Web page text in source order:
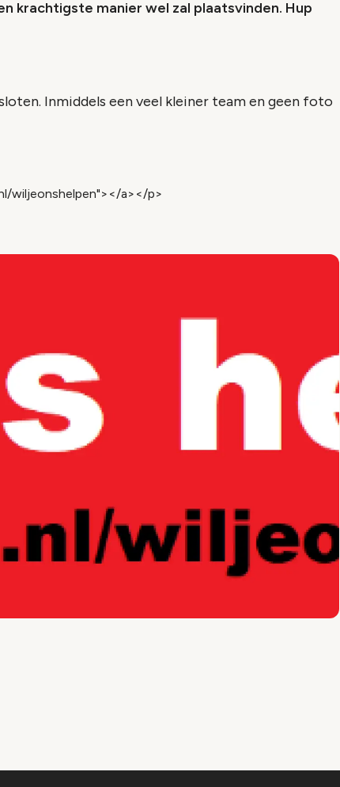
krachtigste manier wel zal plaatsvinden. Hup
Inmiddels een veel kleiner team en geen foto
wiljeonshelpen"></a></p>
cookie instellingen